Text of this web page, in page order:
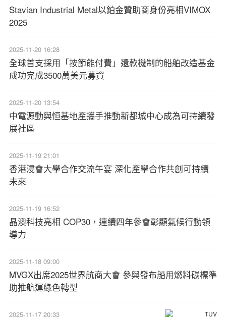
Stavian Industrial Metal以鉑金贊助商身份亮相VIMOX
2025
2025-11-20 16:28
全球首支採用「按節能付費」還款機制的船舶改造基金
成功完成3500萬美元募資
2025-11-20 13:54
中電源動與恒基地產攜手推動新都城中心成為可持續發
展社區
2025-11-19 21:01
香港浸會大學合作交流午宴 深化產學合作共創可持續
未來
2025-11-19 16:52
晶澳科技亮相 COP30，連續四年參會彰顯氣候行動領
導力
2025-11-18 09:00
MVGX出席2025世界航商大會 參與發布船用燃料碳標準
助推航運綠色轉型
2025-11-17 20:33